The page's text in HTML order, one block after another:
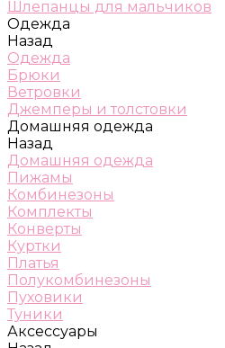
Шлепанцы для мальчиков
Одежда
Назад
Одежда
Брюки
Ветровки
Джемперы и толстовки
Домашняя одежда
Назад
Домашняя одежда
Пижамы
Комбинезоны
Комплекты
Конверты
Куртки
Платья
Полукомбинезоны
Пуховики
Туники
Аксессуары